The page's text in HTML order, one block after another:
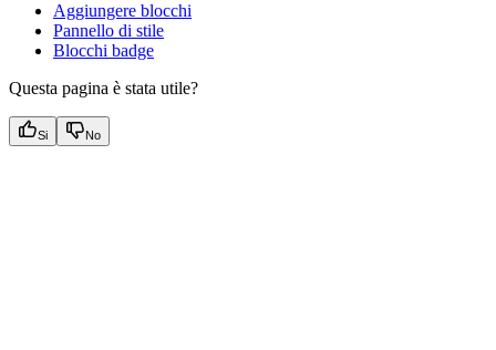
Aggiungere blocchi
Pannello di stile
Blocchi badge
Questa pagina è stata utile?
Si No